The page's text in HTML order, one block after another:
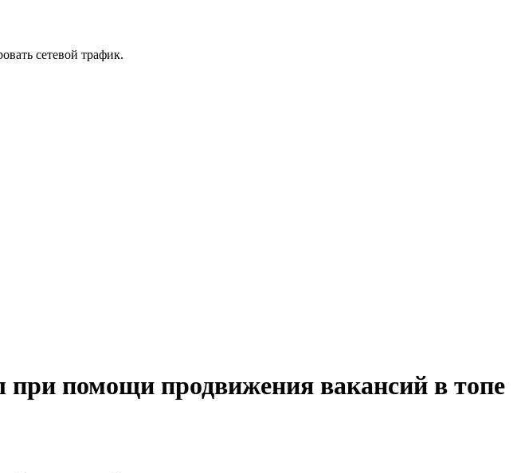
сетевой трафик.
при помощи продвижения вакансий в топе